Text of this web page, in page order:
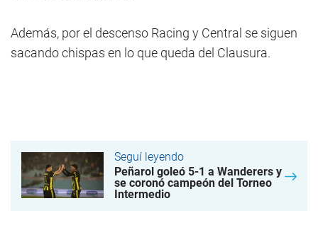
Además, por el descenso Racing y Central se siguen
sacando chispas en lo que queda del Clausura.
Seguí leyendo
Peñarol goleó 5-1 a Wanderers y
se coronó campeón del Torneo
Intermedio